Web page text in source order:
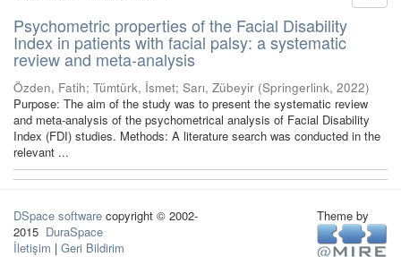
Psychometric properties of the Facial Disability
Index in patients with facial palsy: a systematic
review and meta-analysis
Özden, Fatih; Tümtürk, İsmet; Sarı, Zübeyir (Springerlink, 2022)
Purpose: The aim of the study was to present the systematic review
and meta-analysis of the psychometrical analysis of Facial Disability
Index (FDI) studies. Methods: A literature search was conducted in the
relevant ...
DSpace software copyright © 2002-
2015 DuraSpace
İletişim | Geri Bildirim
Theme by